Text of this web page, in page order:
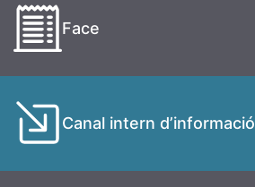
Face
Canal intern d’informació